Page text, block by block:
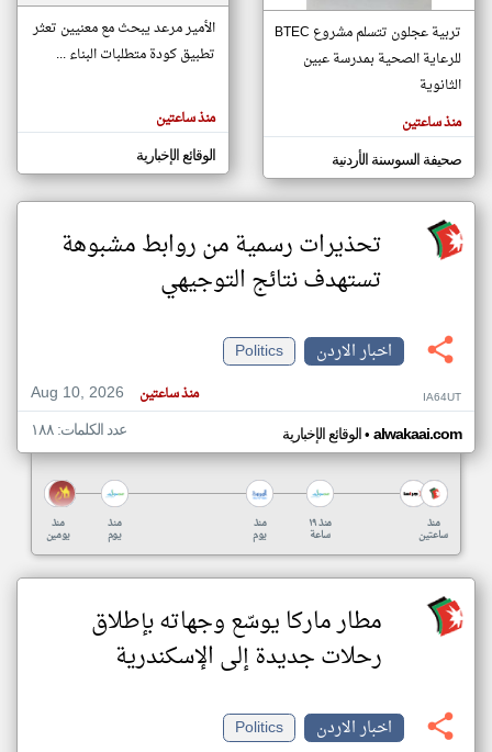
مصادر الأخبار من الاردن
اخبار الاردن على مدار الساعة
أهم اخبار الاردن العاجلة والمباشرة
المقالات
الموجوده
هنا عن
كاتبيها.
تربية عجلون تتسلم مشروع BTEC
للرعاية الصحية بمدرسة عبين
الثانوية
منذ ساعتين
صحيفة السوسنة الأردنية
الأمير مرعد يبحث مع معنيين تعثر
تطبيق كودة متطلبات البناء ...
منذ ساعتين
الوقائع الإخبارية
تحذيرات رسمية من روابط مشبوهة
تستهدف نتائج التوجيهي
اخبار الاردن
Politics
Aug 10, 2026
منذ ساعتين IA64UT
الوقائع الإخبارية• alwakaai.com عدد الكلمات: ١٨٨
منذ
يومين
منذ
يوم
منذ
يوم
منذ ١٩
ساعة
منذ
ساعتين
مطار ماركا يوسّع وجهاته بإطلاق
رحلات جديدة إلى الإسكندرية
اخبار الاردن
Politics
klyoum.com